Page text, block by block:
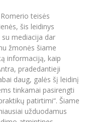
institutas
centras
institutas
centras
universiteto
bazė
teisės
šis leidinys
su mediacija dar
žmonės šiame
informaciją, kaip
pradedantieji
daug, galės šį leidinį
tinkamai pasirengti
patirtimi“. Šiame
užduodamus